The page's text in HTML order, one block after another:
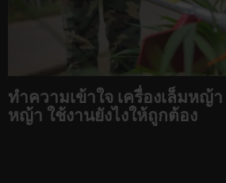
ทำความเข้าใจ เครื่องเล็มหญ้
หญ้า ใช้งานยังไงให้ถูกต้อง